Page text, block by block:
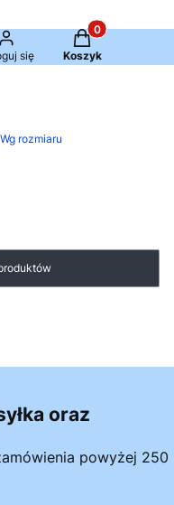
się
Produkty w
Koszyk
Wg rozmiaru
oraz
powyżej 250